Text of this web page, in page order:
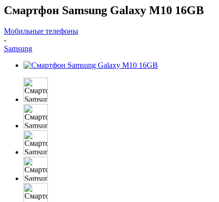
Смартфон Samsung Galaxy M10 16GB
Мобильные телефоны
-
Samsung